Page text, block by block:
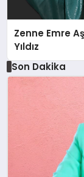
Zenne Emre
Yıldız
Son Dakika